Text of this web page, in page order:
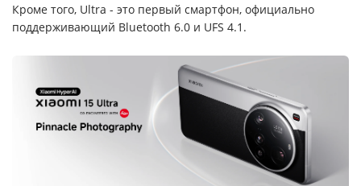
Кроме того, Ultra - это первый смартфон, официально
поддерживающий Bluetooth 6.0 и UFS 4.1.